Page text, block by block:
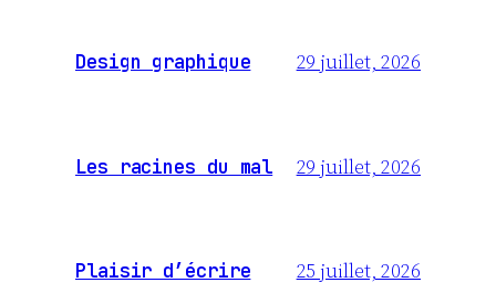
Design graphique 29 juillet, 2026
Les racines du mal 29 juillet, 2026
Plaisir d’écrire 25 juillet, 2026